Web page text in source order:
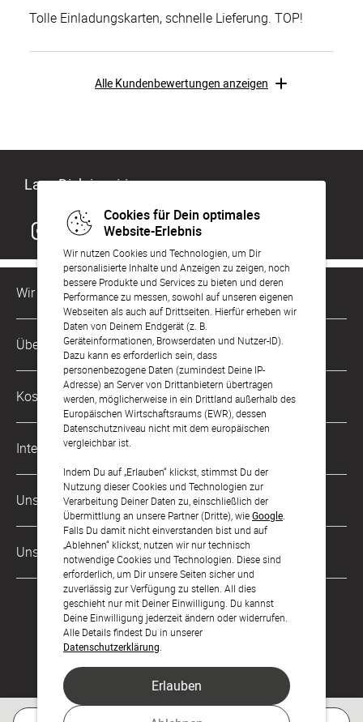
Cookies für Dein optimales
Website-Erlebnis
Wir nutzen Cookies und Technologien, um Dir
personalisierte Inhalte und Anzeigen zu zeigen, noch
bessere Produkte und Services zu bieten und deren
Performance zu messen, sowohl auf unseren eigenen
Webseiten als auch auf Drittseiten. Hierfür erheben wir
Daten von Deinem Endgerät (z. B.
Geräteinformationen, Browserdaten und Nutzer-ID).
Dazu kann es erforderlich sein, dass
personenbezogene Daten (zumindest Deine IP-
Adresse) an Server von Drittanbietern übertragen
werden, möglicherweise in ein Drittland außerhalb des
Europäischen Wirtschaftsraums (EWR), dessen
Datenschutzniveau nicht mit dem europäischen
vergleichbar ist.
Indem Du auf „Erlauben“ klickst, stimmst Du der
Nutzung dieser Cookies und Technologien zur
Verarbeitung Deiner Daten zu, einschließlich der
Übermittlung an unsere Partner (Dritte), wieGoogle
Falls Du damit nicht einverstanden bist und auf
„Ablehnen“ klickst, nutzen wir nur technisch
notwendige Cookies und Technologien. Diese sind
erforderlich, um Dir unsere Seiten sicher und
zuverlässig zur Verfügung zu stellen. All dies
geschieht nur mit Deiner Einwilligung. Du kannst
Deine Einwilligung jederzeit ändern oder widerrufen.
Alle Details findest Du in unserer
Datenschutzerklärung
Erlauben
Tolle Einladungskarten, schnelle Lieferung. TOP!
Alle Kundenbewertungen anzeigen
Lass Dich inspirieren
Wir sind für Dich da
Kundenservice-Hotline
0221 956 725 10
Mo. - Fr. von 9 bis 17 Uhr
kontakt@sendmoments.de
Über Uns
Philosophie
Karriere
Impressum
AGB & Widerrufsrecht
Zahlung & Versand
Datenschutz
Barrierefreiheitserklärung
LLM's
Kostenlose Services
Musterkarten
Digitale Fotoalben
Digitale Gästelisten
FAQ & Hilfe
International
Österreich
Schweiz
Frankreich
Unsere Zahlungsarten
Unsere Partner